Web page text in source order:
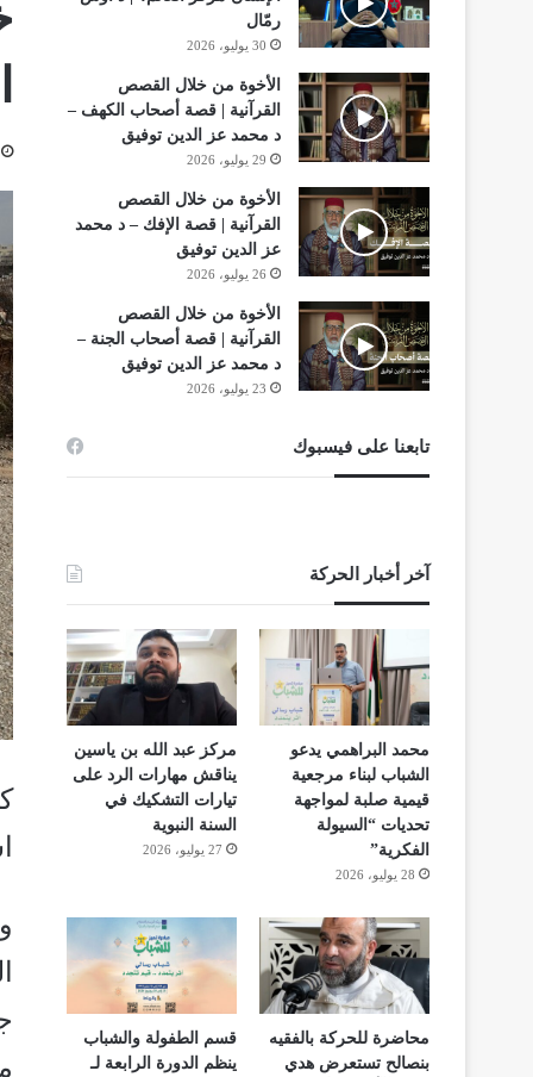
رمّال
30 يوليو، 2026
الأخوة من خلال القصص
القرآنية | قصة أصحاب الكهف –
د محمد عز الدين توفيق
29 يوليو، 2026
الأخوة من خلال القصص
القرآنية | قصة الإفك – د محمد
عز الدين توفيق
26 يوليو، 2026
الأخوة من خلال القصص
القرآنية | قصة أصحاب الجنة –
د محمد عز الدين توفيق
23 يوليو، 2026
تابعنا على فيسبوك
آخر أخبار الحركة
محمد البراهمي يدعو
الشباب لبناء مرجعية
قيمية صلبة لمواجهة
تحديات “السيولة
الفكرية”
28 يوليو، 2026
مركز عبد الله بن ياسين
يناقش مهارات الرد على
تيارات التشكيك في
السنة النبوية
27 يوليو، 2026
محاضرة للحركة بالفقيه
بنصالح تستعرض هدي
قسم الطفولة والشباب
ينظم الدورة الرابعة لـ